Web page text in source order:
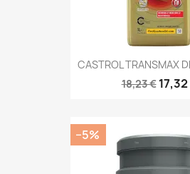
CASTROL TRANSMAX
18,23 €
−5%